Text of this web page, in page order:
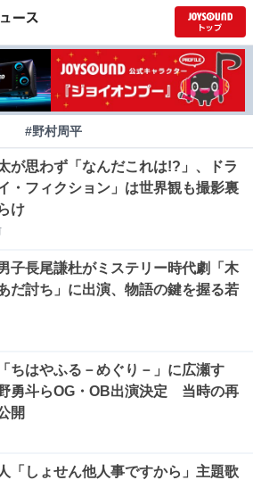
#野村周平
が思わず「なんだこれは!?」、ドラ
・フィクション」は世界観も撮影裏
け
子長尾謙杜がミステリー時代劇「木
だ討ち」に出演、物語の鍵を握る若
ちはやふる－めぐり－」に広瀬す
勇斗らOG・OB出演決定 当時の再
開
「しょせん他人事ですから」主題歌